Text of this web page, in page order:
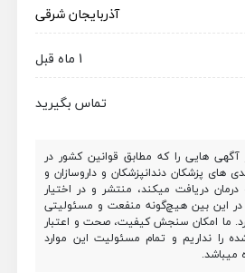
آذربایجان شرقی
1 ماه قبل
تماس بگیرید
آگهی هایی را که مطابق قوانین کشور در
های پزشکان دندانپزشکان و داروسازان و
دریافت میکند، منتشر و در اختیار
در این بین هیچ‌گونه منفعت و مسئولیتی
ما امکان سنجش کیفیت، صحت و اعتبار
را نداریم و تمام مسئولیت این موارد
میباشد.